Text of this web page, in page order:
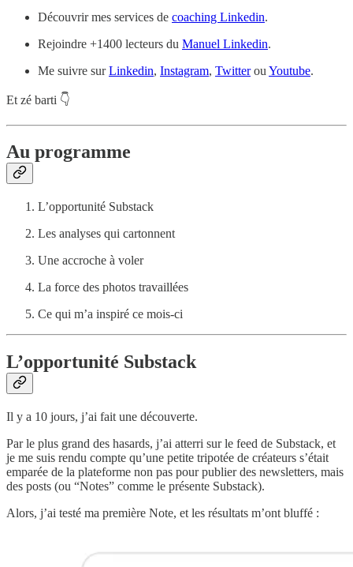
Découvrir mes services de coaching Linkedin.
Rejoindre +1400 lecteurs du Manuel Linkedin.
Me suivre surLinkedin, Instagram, Twitterou Youtube.
Et zé barti 👇
Au programme
L’opportunité Substack
Les analyses qui cartonnent
Une accroche à voler
La force des photos travaillées
Ce qui m’a inspiré ce mois-ci
L’opportunité Substack
Il y a 10 jours, j’ai fait une découverte.
Par le plus grand des hasards, j’ai atterri sur le feed de Substack, et
je me suis rendu compte qu’une petite tripotée de créateurs s’était
emparée de la plateforme non pas pour publier des newsletters, mais
des posts (ou “Notes” comme le présente Substack).
Alors, j’ai testé ma première Note, et les résultats m’ont bluffé :